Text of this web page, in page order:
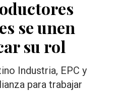
se unen
su rol
Industria, EPC y
para trabajar